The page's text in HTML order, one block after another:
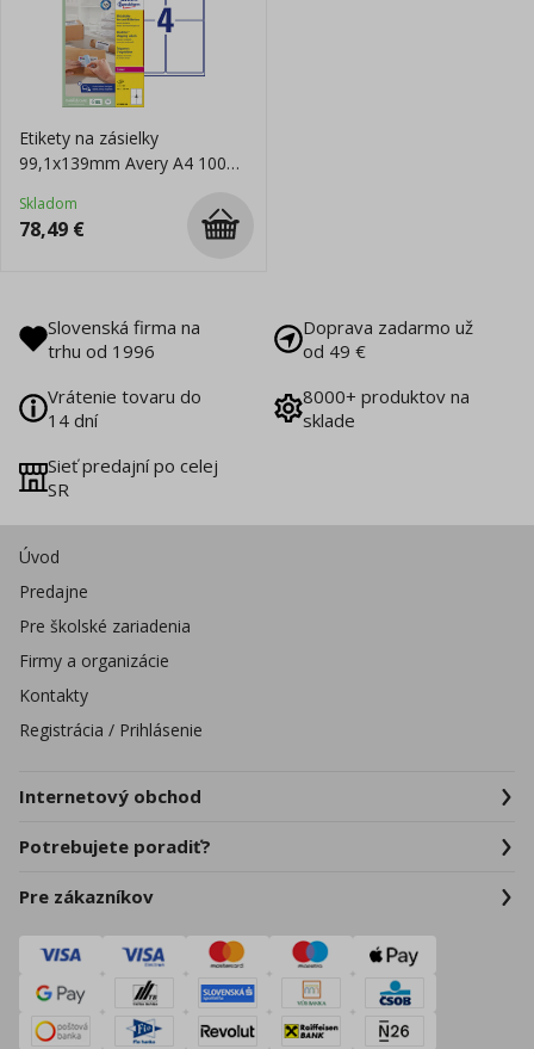
Etikety na zásielky
99,1x139mm Avery A4 100
Skladom
78,49 €
Slovenská firma na
trhu od 1996
Doprava zadarmo už
od 49 €
Vrátenie tovaru do
14 dní
8000+ produktov na
sklade
Sieť predajní po celej
SR
Úvod
Predajne
Pre školské zariadenia
Firmy a organizácie
Kontakty
Registrácia / Prihlásenie
Internetový obchod
Potrebujete poradiť?
Pre zákazníkov